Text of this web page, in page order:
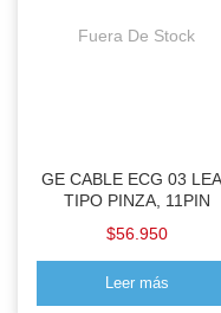
Fuera De Stock
GE CABLE ECG 03
TIPO PINZA, 11PIN
$56.950
Leer más